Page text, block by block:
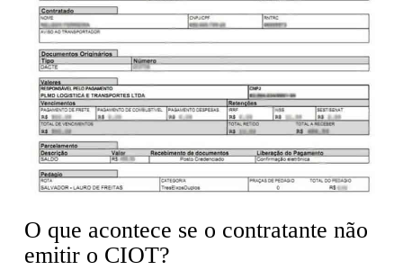
O que acontece se o contratante não
emitir o CIOT?